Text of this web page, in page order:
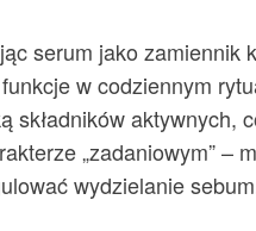
serum jako
w codziennym
składników aktywnych,
„zadaniowym” –
wydzielanie